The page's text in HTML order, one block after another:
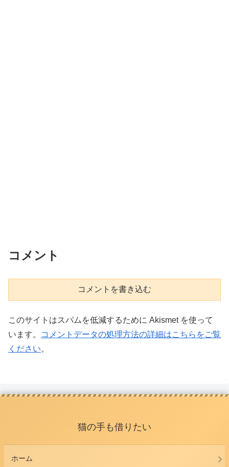
コメント
コメントを書き込む
このサイトはスパムを低減するために Akismet を使って
います。
コメントデータの処理方法の詳細はこちらをご覧
ください。
猫の手も借りたい
ホーム